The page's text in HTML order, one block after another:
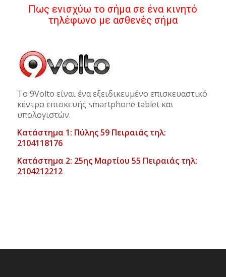
Πως ενισχύω το σήμα σε ένα κινητό
τηλέφωνο με ασθενές σήμα
Το 9Volto είναι ένα εξειδικευμένο επισκευαστικό
κέντρο επισκευής smartphone tablet και
υπολογιστών.
Κατάστημα 1: Πύλης 59 Πειραιάς τηλ:
2104118176
Κατάστημα 2: 25ης Μαρτίου 55 Πειραιάς τηλ:
2104212212